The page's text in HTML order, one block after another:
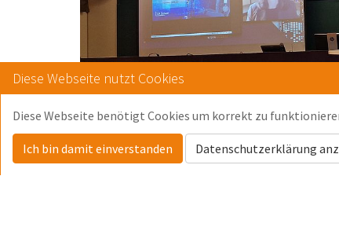
Diese Webseite nutzt Cookies
Diese Webseite benötigt Cookies um korrekt zu
Datenschutzerklärung